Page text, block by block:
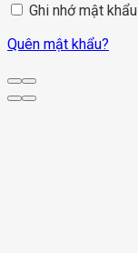
Ghi nhớ mật khẩu
Quên mật khẩu?